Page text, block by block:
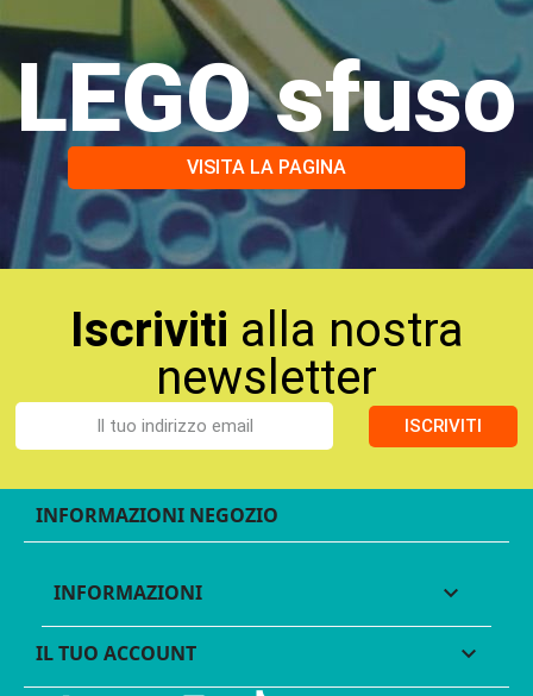
LEGO sfuso
VISITA LA PAGINA
Iscriviti alla nostra
newsletter
ISCRIVITI
INFORMAZIONI NEGOZIO
INFORMAZIONI 
IL TUO ACCOUNT 